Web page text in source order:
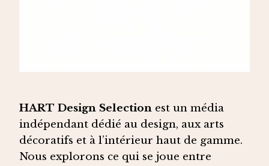
HART Design Selection est un média
indépendant dédié au design, aux arts
décoratifs et à l’intérieur haut de gamme.
Nous explorons ce qui se joue entre